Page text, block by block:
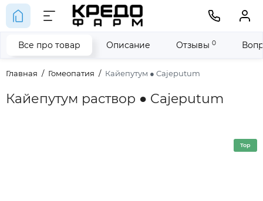
Главная Гомеопатия Кайепутум ● Cajeputum
Кайепутум раствор ● Cajeputum
Все про товар Описание Отзывы 0
Top